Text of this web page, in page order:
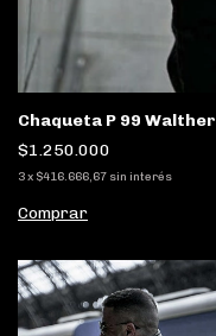
Chaqueta P 99 Walther
$1.250.000
3x $416.666,67 sin interés
Comprar